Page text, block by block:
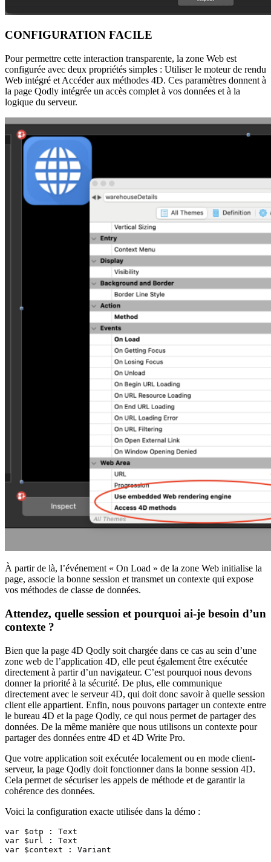
CONFIGURATION FACILE
Pour permettre cette interaction transparente, la zone Web est
configurée avec deux propriétés simples : Utiliser le moteur de rendu
Web intégré et Accéder aux méthodes 4D. Ces paramètres donnent à
la page Qodly intégrée un accès complet à vos données et à la
logique du serveur.
À partir de là, l’événement « On Load » de la zone Web initialise la
page, associe la bonne session et transmet un contexte qui expose
vos méthodes de classe de données.
Attendez, quelle session et pourquoi ai-je besoin d’un
contexte ?
Bien que la page 4D Qodly soit chargée dans ce cas au sein d’une
zone web de l’application 4D, elle peut également être exécutée
directement à partir d’un navigateur. C’est pourquoi nous devons
donner la priorité à la sécurité. De plus, elle communique
directement avec le serveur 4D, qui doit donc savoir à quelle session
client elle appartient. Enfin, nous pouvons partager un contexte entre
le bureau 4D et la page Qodly, ce qui nous permet de partager des
données. De la même manière que nous utilisons un contexte pour
partager des données entre 4D et 4D Write Pro.
Que votre application soit exécutée localement ou en mode client-
serveur, la page Qodly doit fonctionner dans la bonne session 4D.
Cela permet de sécuriser les appels de méthode et de garantir la
cohérence des données.
Voici la configuration exacte utilisée dans la démo :
var $otp : Text
var $url : Text
var $context : Variant